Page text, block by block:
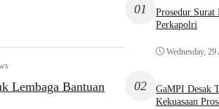
Lembaga Bantuan
01
Prosedur
Perkapolri
Wednesday,
02
GaMPI Desak
Kekuasaan